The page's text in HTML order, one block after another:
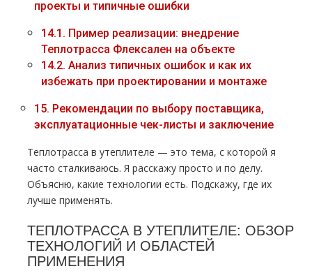
проекты и типичные ошибки
14.1. Пример реализации: внедрение
Теплотрасса Флексален на объекте
14.2. Анализ типичных ошибок и как их
избежать при проектировании и монтаже
15. Рекомендации по выбору поставщика,
эксплуатационные чек-листы и заключение
Теплотрасса в утеплителе — это тема, с которой я
часто сталкиваюсь. Я расскажу просто и по делу.
Объясню, какие технологии есть. Подскажу, где их
лучше применять.
ТЕПЛОТРАССА В УТЕПЛИТЕЛЕ: ОБЗОР
ТЕХНОЛОГИЙ И ОБЛАСТЕЙ
ПРИМЕНЕНИЯ